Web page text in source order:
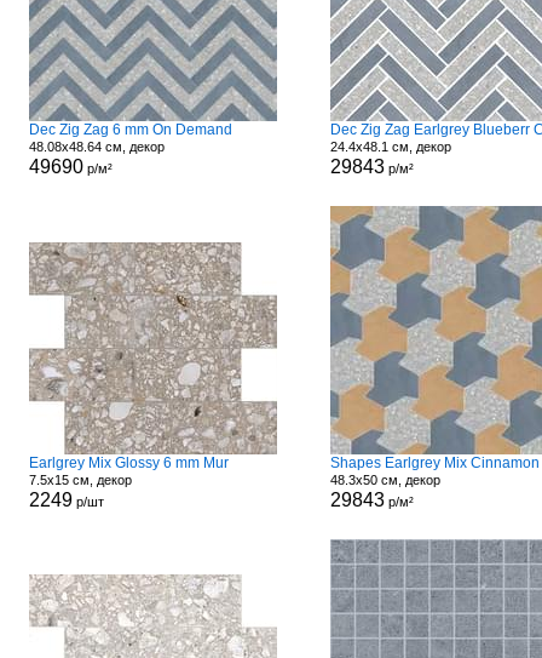
Dec Zig Zag 6 mm On Demand
48.08x48.64 см, декор
49690р/м²
24.4x48.1 см, декор
29843р/м²
Earlgrey Mix Glossy 6 mm Mur
7.5x15 см, декор
2249р/шт
48.3x50 см, декор
29843р/м²